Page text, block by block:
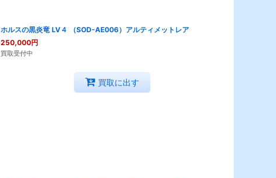
ホルスの黒炎竜 LV４ （SOD-AE006）アルティメットレア
250,000円
買取受付中
買取に出す